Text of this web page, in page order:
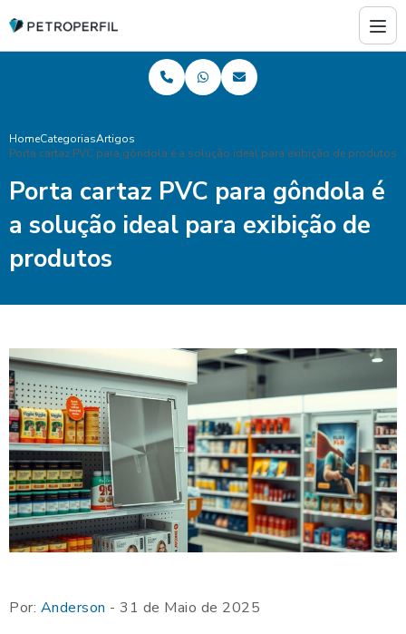
HomeCategoriasArtigos
Porta cartaz PVC para gôndola é a solução ideal para exibição de produtos
Porta cartaz PVC para gôndola é
a solução ideal para exibição de
produtos
Por: Anderson - 31 de Maio de 2025